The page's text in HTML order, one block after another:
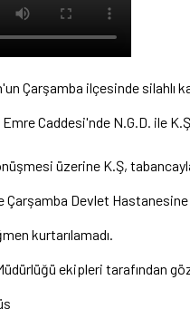
Çarşamba ilçesinde silahlı
Caddesi'nde N.G.D. ile
üzerine K.Ş,
Devlet Hastanesine
kurtarılamadı.
ekipleri tarafından